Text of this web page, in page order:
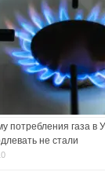
потребления газа в
не стали